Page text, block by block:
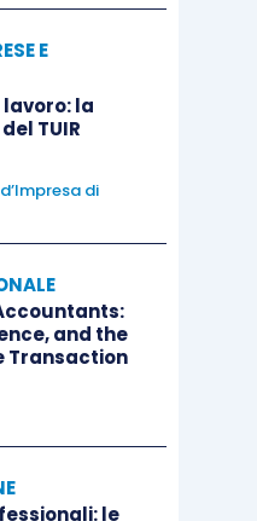
E
la
TUIR
di
and the
Transaction
le